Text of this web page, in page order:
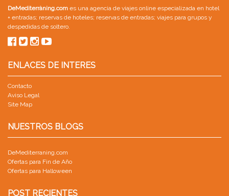
DeMediterràning.com es una agencia de viajes online especializada en hotel
+ entradas; reservas de hoteles; reservas de entradas; viajes para grupos y
despedidas de soltero
ENLACES DE INTERES
Contacto
Aviso Legal
Site Map
NUESTROS BLOGS
DeMediterraning.com
Ofertas para Fin de Año
Ofertas para Halloween
POST RECIENTES